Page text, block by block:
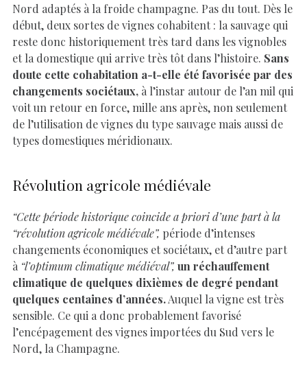
Nord adaptés à la froide champagne. Pas du tout. Dès le
début, deux sortes de vignes cohabitent : la sauvage qui
reste donc historiquement très tard dans les vignobles
et la domestique qui arrive très tôt dans l’histoire. Sans
doute cette cohabitation a-t-elle été favorisée par des
changements sociétaux, à l’instar autour de l’an mil qui
voit un retour en force, mille ans après, non seulement
de l’utilisation de vignes du type sauvage mais aussi de
types domestiques méridionaux.
Révolution agricole médiévale
“Cette période historique coincide a priori d’une part à la
“révolution agricole médiévale”, période d’intenses
changements économiques et sociétaux, et d’autre part
à “l’optimum climatique médiéval”, un réchauffement
climatique de quelques dixièmes de degré pendant
quelques centaines d’années. Auquel la vigne est très
sensible. Ce qui a donc probablement favorisé
l’encépagement des vignes importées du Sud vers le
Nord, la Champagne.